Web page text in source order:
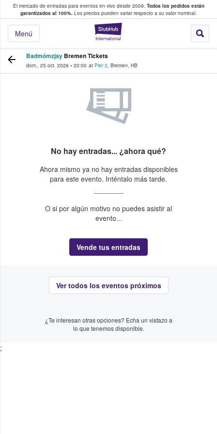
El mercado de entradas para eventos en vivo desde 2009. Todos los pedidos están
garantizados al 100%. Los precios pueden variar respecto a su valor nominal.
StubHub:
Menú
y venta de entradas entre fans
Badmómzjay Bremen Tickets
dom., 25 oct. 2026 • 20:00 at Pier 2, Bremen, HB
No hay entradas... ¿ahora qué?
Ahora mismo ya no hay entradas disponibles
para este evento. Inténtalo más tarde.
O si por algún motivo no puedes asistir al
evento...
Vende tus entradas
Ver todos los eventos próximos
¿Te interesan otras opciones? Echa un vistazo a
lo que tenemos disponible.
;